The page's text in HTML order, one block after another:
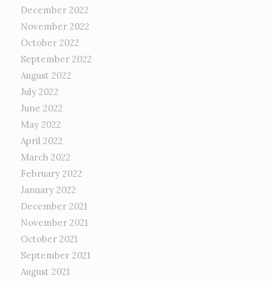
December 2022
November 2022
October 2022
September 2022
August 2022
July 2022
June 2022
May 2022
April 2022
March 2022
February 2022
January 2022
December 2021
November 2021
October 2021
September 2021
August 2021